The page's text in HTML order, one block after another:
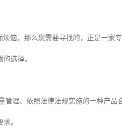
恼，那么您需要寻找的，正是一家
选择。
管理、依照法律法规实施的一种产品
。